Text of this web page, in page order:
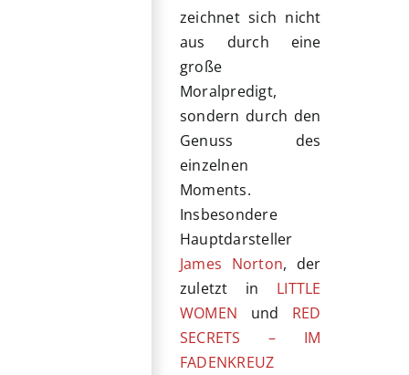
zeichnet sich nicht
aus durch eine
große
Moralpredigt,
sondern durch den
Genuss des
einzelnen
Moments.
Insbesondere
Hauptdarsteller
James Norton, der
zuletzt in LITTLE
WOMEN und RED
SECRETS – IM
FADENKREUZ